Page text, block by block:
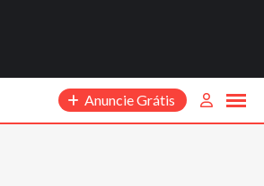
Anuncie Grátis